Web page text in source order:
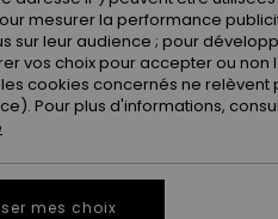
mesurer la performance
sur leur audience ; pour
vos choix pour accepter ou non
cookies concernés ne
Pour plus d'informations,
mes choix